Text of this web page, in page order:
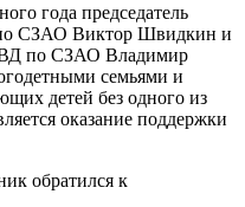
года председатель
СЗАО Виктор Швидкин и
по СЗАО Владимир
семьями и
детей без одного из
оказание поддержки
обратился к